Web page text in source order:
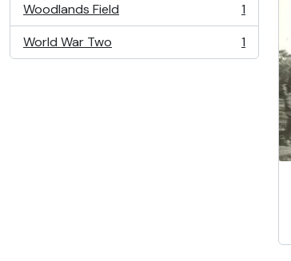
Woodlands Field
, 1 resultados
1
World War Two
, 1 resultados 1